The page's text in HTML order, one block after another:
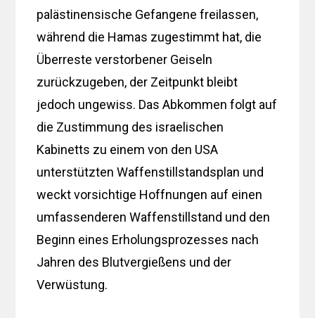
palästinensische Gefangene freilassen,
während die Hamas zugestimmt hat, die
Überreste verstorbener Geiseln
zurückzugeben, der Zeitpunkt bleibt
jedoch ungewiss. Das Abkommen folgt auf
die Zustimmung des israelischen
Kabinetts zu einem von den USA
unterstützten Waffenstillstandsplan und
weckt vorsichtige Hoffnungen auf einen
umfassenderen Waffenstillstand und den
Beginn eines Erholungsprozesses nach
Jahren des Blutvergießens und der
Verwüstung.